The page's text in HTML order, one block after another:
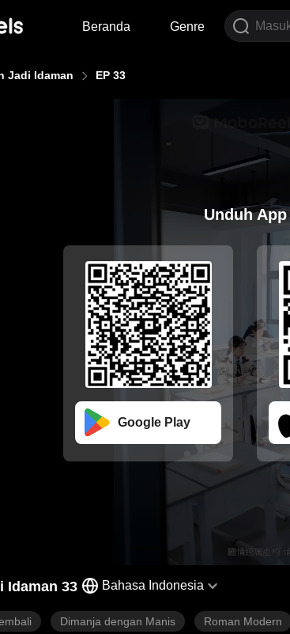
Beranda Genre
Jadi Idaman EP 33
Unduh App
Google Play
Idaman 33 Bahasa Indonesia
Dimanja dengan Manis Roman Modern